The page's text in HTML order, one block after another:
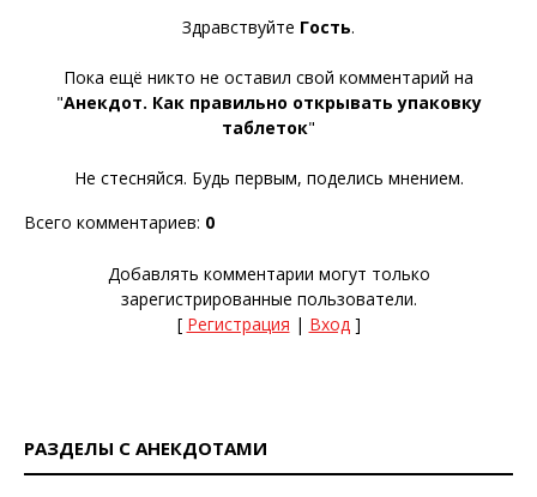
Здравствуйте Гость.
Пока ещё никто не оставил свой комментарий на
"Анекдот. Как правильно открывать упаковку
таблеток"
Не стесняйся. Будь первым, поделись мнением.
Всего комментариев: 0
Добавлять комментарии могут только
зарегистрированные пользователи.
[ Регистрация | Вход]
РАЗДЕЛЫ С АНЕКДОТАМИ